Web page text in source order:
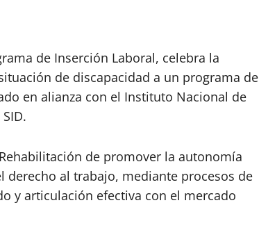
de Inserción Laboral, celebra la
de discapacidad a un programa de
en alianza con el Instituto Nacional de
de promover la autonomía
al trabajo, mediante procesos de
y articulación efectiva con el mercado